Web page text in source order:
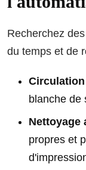
Recherchez
du temps et de
blanche de
Nettoyage
propres et